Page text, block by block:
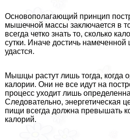
Основополагающий принцип
мышечной массы заключается в
всегда четко знать то, сколько
сутки. Иначе достичь намеченной
удастся.
Мышцы растут лишь тогда, когда
калории. Они не все идут на
процесс уходит лишь
Следовательно, энергетическая
пищи всегда должна превышать
калорий.